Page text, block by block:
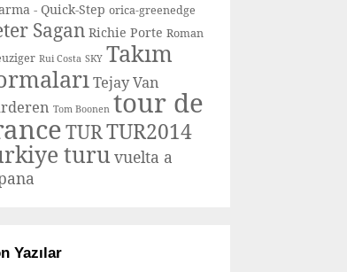
- Quick-Step orica-greenedge
Sagan Richie Porte Roman
Rui Costa SKY Takım
Tejay Van
Tom Boonen tour de
TURTUR2014
turuvuelta a
Yazılar